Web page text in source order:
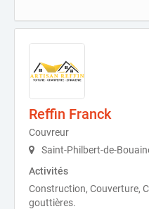
Reffin Franck
Couvreur
Saint-Philbert-de-
Activités
Construction, Couverture,
gouttières.